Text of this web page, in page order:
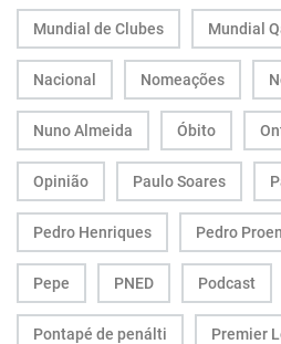
Mundial de Clubes Mundial
Nacional Nomeações
Nuno Almeida Óbito
Opinião Paulo Soares
Pedro Henriques Pedro
Pepe PNED Podcast
Pontapé de penálti Premier